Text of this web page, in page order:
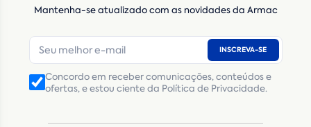
Mantenha-se atualizado com as novidades da Armac
INSCREVA-SE
Concordo em receber comunicações, conteúdos e
ofertas, e estou ciente da Política de Privacidade.
E-mail*
Número de telefone
CNPJ Inscrição Estadual(Produtor Rural)
CNPJ da empresa/ CPF - Produtor rural*